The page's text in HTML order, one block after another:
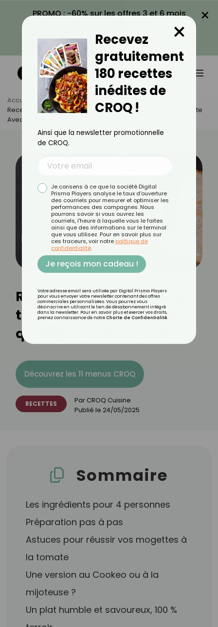
PROMO : -60% sur les offres 3 et 6 mois
VOIR LA PROMO
×
Accueil Actus
Recettes
Recette De Mogettes À La Tomate : Le Plat Vendéen Qui Mijote
Avec Amour
Recette de mogettes à la
tomate : le plat vendéen
qui mijote avec amour
Découvrez les 11 menus CROQ
RECETTES Par CROQ Cuisine
Publié le 24/05/2025
Sommaire
Les ingrédients pour 4 personnes
Préparation pas à pas
Astuces pour réussir vos mogettes à
la tomate
Une version au Cookeo ou à la
mijoteuse ?
Un plat humble et savoureux, 100 %
Recevez
gratuitement
180 recettes
inédites de
CROQ !
×
Ainsi que la newsletter promotionnelle
de CROQ.
Je consens à ce que la société Digital
Prisma Players analyse le taux d'ouverture
des courriels pour mesurer et optimiser les
performances des campagnes. Nous
pourrons savoir si vous ouvrez les
courriels, l'heure à laquelle vous le faites
ainsi que des informations sur le terminal
que vous utilisez. Pour en savoir plus sur
ces traceurs, voir notre politique de
confidentialité.
Je reçois mon cadeau !
Votre adresse email sera utilisée par Digital Prisma Players
pour vous envoyer votre newsletter contenant des offres
commerciales personnalisées. Vous pourrez vous
désinscrire en utilisant le lien de désabonnement intégré
dans la newsletter. Pour en savoir plus et exercer vos droits,
prenez connaissance de notre Charte de Confidentialité.